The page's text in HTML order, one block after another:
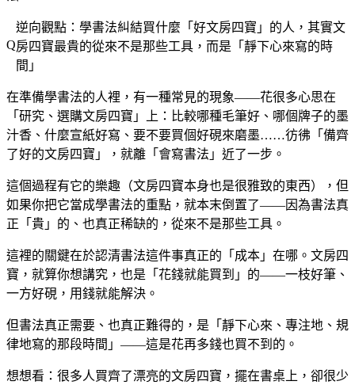
逆向觀點：學書法糾結買什麼「好文房四寶」的人，其實文
房四寶最貴的從來不是那些工具，而是「靜下心來寫的時
間」
在準備學書法的人裡，有一種常見的現象——花很多心思在
「研究、選購文房四寶」上：比較哪種毛筆好、哪個牌子的墨
汁香、什麼宣紙好寫、要不要買個好硯來磨墨……彷彿「備齊
了好的文房四寶」，就離「會寫書法」近了一步。
這個過程有它的樂趣（文房四寶本身也是很雅致的東西），但
如果你把它當成學書法的重點，就本末倒置了——因為書法真
正「貴」的、也真正稀缺的，從來不是那些工具。
這裡的關鍵在於認清書法這件事真正的「成本」在哪。文房四
寶，就算你想講究，也是「花錢就能買到」的——一枝好筆、
一方好硯，用錢就能解決。
但書法真正需要、也真正難得的，是「靜下心來、專注地、規
律地寫的那段時間」——這是花再多錢也買不到的。
想想看：很多人買齊了漂亮的文房四寶，擺在書桌上，卻很少